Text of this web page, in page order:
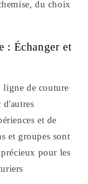
du choix
: Échanger et
ligne de couture
d'autres
et de
et groupes sont
pour les